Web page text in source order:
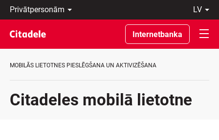
Privātpersonām
Uzņēmumiem
Private
Banking
Par
C
lv
Latviski
По-
русски
In
Internetbanka
MOBILĀS LIETOTNES PIESLĒGŠANA UN AKTIVIZĒŠANA
Citadeles mobilā lietotne